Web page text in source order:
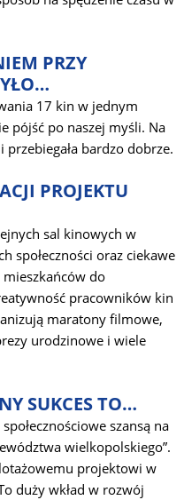
PRZY
17 kin w jednym
pójść po naszej myśli. Na
przebiegała bardzo dobrze.
PROJEKTU
sal kinowych w
społeczności oraz ciekawe
mieszkańców do
pracowników kin
maratony filmowe,
urodzinowe i wiele
SUKCES TO…
szansą na
wielkopolskiego”.
projektowi w
duży wkład w rozwój